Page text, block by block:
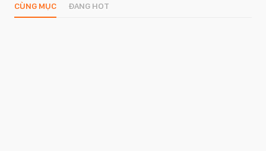
CÙNG MỤC ĐANG HOT